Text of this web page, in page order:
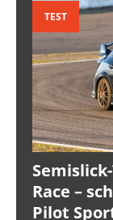
TEST
Race –
Pilot